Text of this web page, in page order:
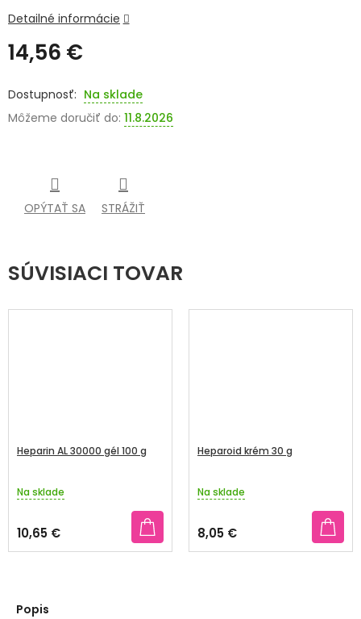
SENIORI
ZNAČKY
Prihlásenie
14,56 €
cena:
Na sklade
Môžeme doručiť do: 11.8.2026
Detailné informácie
OPÝTAŤ SA STRÁŽIŤ
SÚVISIACI TOVAR
Heparin AL 30000 gél 100 g
Priemerné
produktu
je
3,2
hviezdičiek.
Na sklade
10,65 €
Heparoid krém 30 g
Priemerné
produktu
je
4,8
Na sklade
8,05 €
Popis